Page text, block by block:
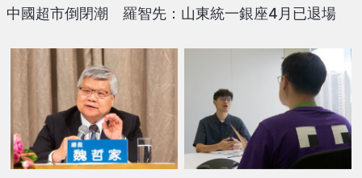
中國超市倒閉潮 羅智先：山東統一銀座4月已退場